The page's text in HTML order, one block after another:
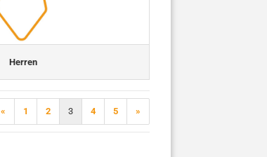
Herren
« 1 2 3 4 5 »